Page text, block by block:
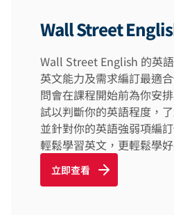
Wall Street
Wall Street English 的英
英文能力及需求編訂最適
問會在課程開始前為你安
試以判斷你的英語程度，
並針對你的英語強弱項編
輕鬆學習英文，更輕鬆學好
立即查看